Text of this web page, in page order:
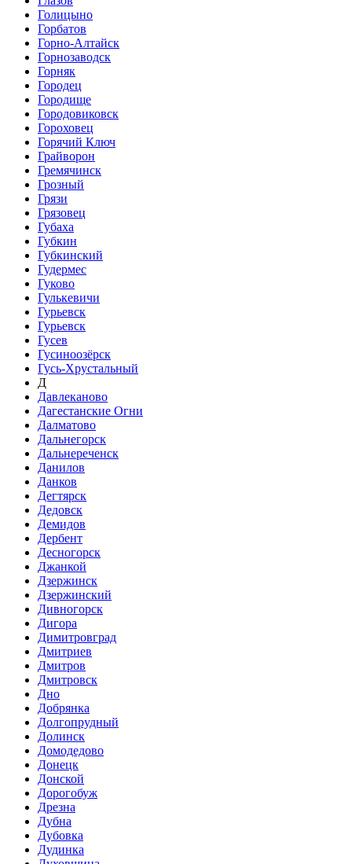
Голицыно
Горбатов
Горно-Алтайск
Горнозаводск
Горняк
Городец
Городище
Городовиковск
Гороховец
Горячий Ключ
Грайворон
Гремячинск
Грозный
Грязи
Грязовец
Губаха
Губкин
Губкинский
Гудермес
Гуково
Гулькевичи
Гурьевск
Гурьевск
Гусев
Гусиноозёрск
Гусь-Хрустальный
Д
Давлеканово
Дагестанские Огни
Далматово
Дальнегорск
Дальнереченск
Данилов
Данков
Дегтярск
Дедовск
Демидов
Дербент
Десногорск
Джанкой
Дзержинск
Дзержинский
Дивногорск
Дигора
Димитровград
Дмитриев
Дмитров
Дмитровск
Дно
Добрянка
Долгопрудный
Долинск
Домодедово
Донецк
Донской
Дорогобуж
Дрезна
Дубна
Дубовка
Дудинка